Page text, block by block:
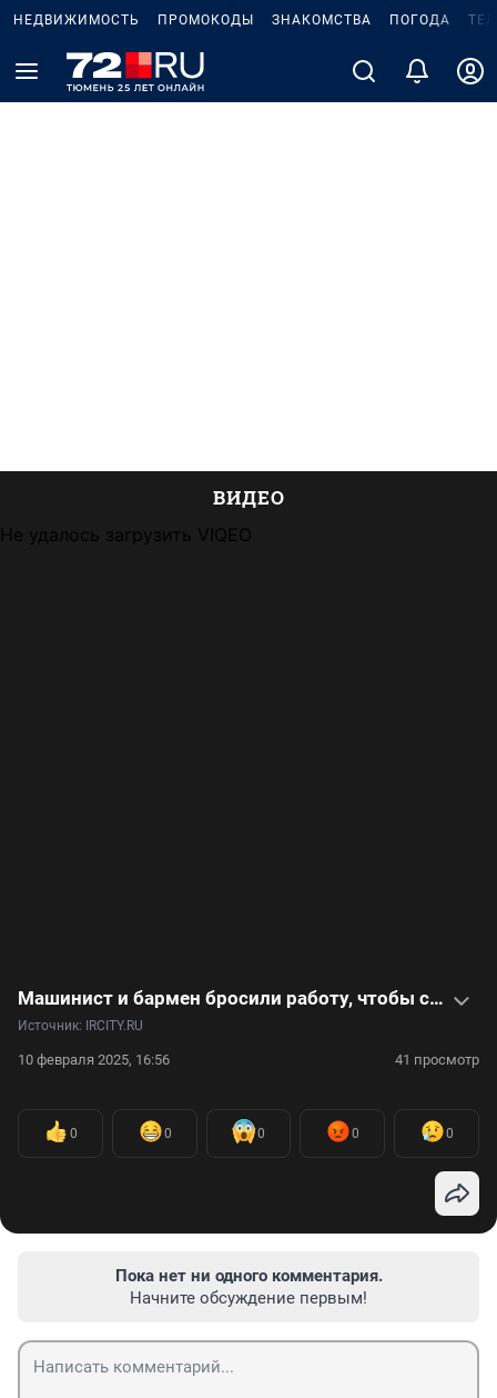
НЕДВИЖИМОСТЬ ПРОМОКОДЫ ЗНАКОМСТВА ПОГОДА
ВИДЕО
Не удалось загрузить VIQEO
Машинист и бармен бросили работу, чтобы создавать украшения из клыков и когтей — видео
Источник: IRCITY.RU
10 февраля 2025, 16:56 41 просмотр
0 0 0 0 0
Пока нет ни одного комментария.
Начните обсуждение первым!